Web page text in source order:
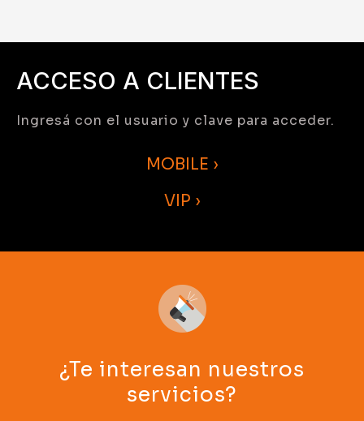
ACCESO A CLIENTES
Ingresá con el usuario y clave para acceder.
MOBILE ›
VIP ›
¿Te interesan nuestros
servicios?